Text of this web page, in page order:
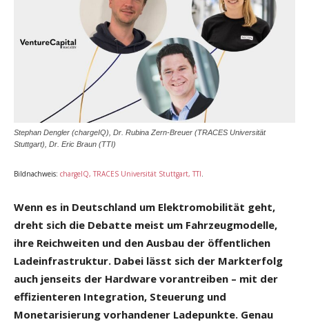
Stephan Dengler (chargeIQ), Dr. Rubina Zern-Breuer (TRACES Universität
Stuttgart), Dr. Eric Braun (TTI)
Bildnachweis: chargeIQ, TRACES Universität Stuttgart, TTI
Wenn es in Deutschland um Elektromobilität geht,
dreht sich die Debatte meist um Fahrzeugmodelle,
ihre Reichweiten und den Ausbau der öffentlichen
Ladeinfrastruktur. Dabei lässt sich der Markterfolg
auch jenseits der Hardware vorantreiben – mit der
effizienteren Integration, Steuerung und
Monetarisierung vorhandener Ladepunkte. Genau